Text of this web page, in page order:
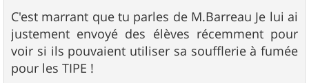
C'est marrant que tu parles de M.Barreau Je lui ai
justement envoyé des élèves récemment pour
voir si ils pouvaient utiliser sa soufflerie à fumée
pour les TIPE !